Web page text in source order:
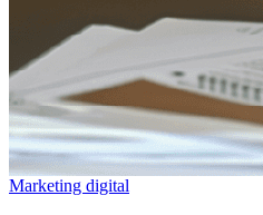
Marketing digital